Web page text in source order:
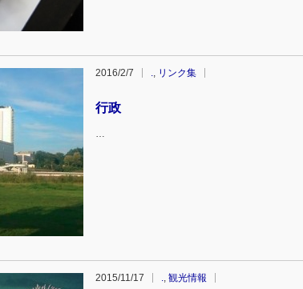
2016/2/7 ., リンク集
行政
…
2015/11/17 ., 観光情報